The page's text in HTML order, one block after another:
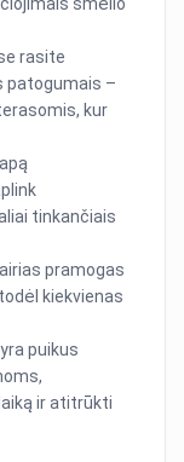
rasite
patogumais –
kur
tinkančiais
pramogas
kiekvienas
puikus
ir atitrūkti